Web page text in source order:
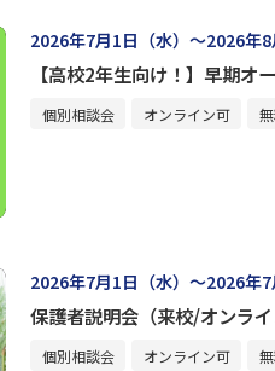
2026年7月1日（水）～2026年8
【高校2年生向け！】早期
個別相談会 オンライン可
2026年7月1日（水）～2026年7
保護者説明会（来校/オンラ
個別相談会 オンライン可